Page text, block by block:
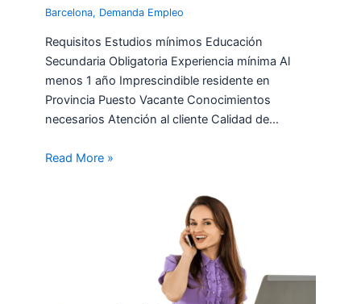
Barcelona, Demanda Empleo
Requisitos Estudios mínimos Educación
Secundaria Obligatoria Experiencia mínima Al
menos 1 año Imprescindible residente en
Provincia Puesto Vacante Conocimientos
necesarios Atención al cliente Calidad de…
Read More »